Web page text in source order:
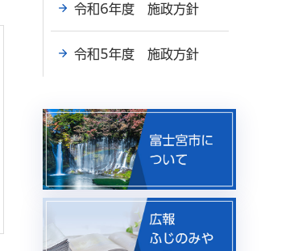
令和6年度 施政方針
令和5年度 施政方針